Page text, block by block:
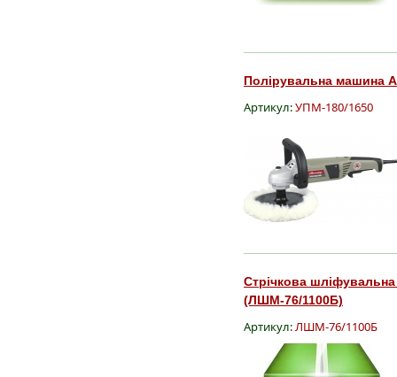
Полірувальна машина
Артикул:УПМ-180/1650
Стрічкова
(ЛШМ-76/1100Б)
Артикул:ЛШМ-76/1100Б